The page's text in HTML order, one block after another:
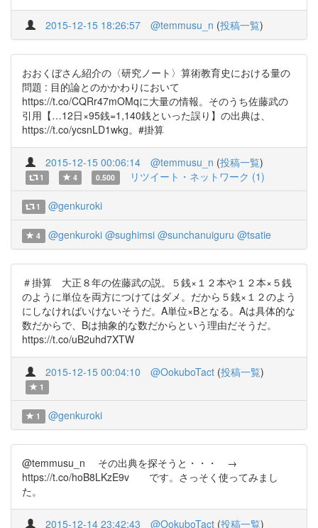
2015-12-15 18:26:57 @temmusu_n (投稿一覧)
おおくぼさん紹介の〈研究ノート〉算術教育史における量の
問題 : 目的論とのかかわりにおいて
https://t.co/CQRr47mOMqに大量の情報。そのうち佐藤武の
引用【…12日×95銭=1,140銭といった誤り】の出典は、
https://t.co/ycsnLD1wkg。#掛算
2015-12-15 00:06:14 @temmusu_n (投稿一覧)
1 4 0.500 リツイート・ネットワーク (1)
1 @genkuroki
4 @genkuroki @sughimsi @sunchanuiguru @tsatie
＃掛算 大正８年の佐藤武の説。５銭×１２本や１２本×５銭
のように単位を両方につけてはダメ。だから５銭×１２のよう
にしなければいけないそうだ。A単位×Bとなる。Aは具体的な
数だからで、Bは抽象的な数だからという理由だそうだ。
https://t.co/uB2uhd7XTW
2015-12-15 00:04:10 @OokuboTact (投稿一覧)
1
1 @genkuroki
@temmusu_n その出典を探そうと・・・ →
https://t.co/hoB8LKzE9v です。さっそく使ってみまし
た。
2015-12-14 23:42:43 @OokuboTact (投稿一覧)